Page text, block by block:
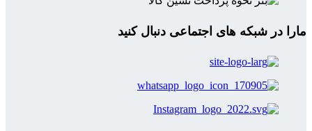
مارا در شبکه های اجتماعی دنبال کنید